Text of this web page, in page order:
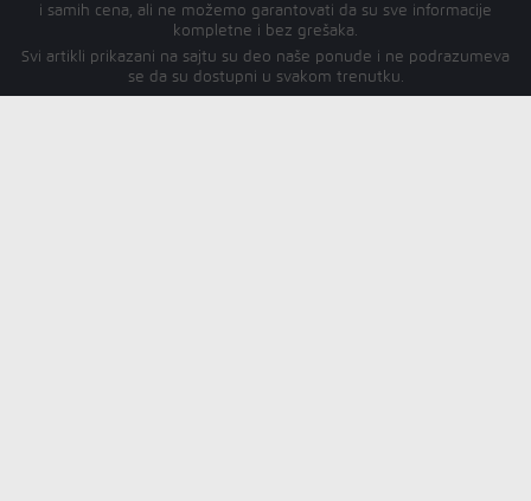
i samih cena, ali ne možemo garantovati da su sve informacije
kompletne i bez grešaka.
Svi artikli prikazani na sajtu su deo naše ponude i ne podrazumeva
se da su dostupni u svakom trenutku.